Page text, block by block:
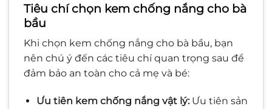
Tiêu chí chọn kem chống nắng cho bà
bầu
Khi chọn kem chống nắng cho bà bầu, bạn
nên chú ý đến các tiêu chí quan trọng sau để
đảm bảo an toàn cho cả mẹ và bé:
Ưu tiên kem chống nắng vật lý:Ưu tiên sản